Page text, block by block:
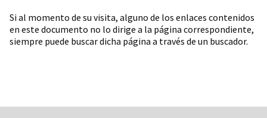
Si al momento de su visita, alguno de los enlaces contenidos
en este documento no lo dirige a la página correspondiente,
siempre puede buscar dicha página a través de un buscador.